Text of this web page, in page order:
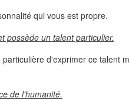
qui vous est propre.
possède un talent particulier.
d'exprimer ce talent
de l'humanité.